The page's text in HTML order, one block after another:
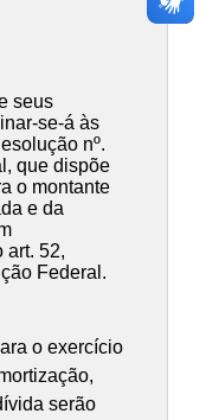
seus
se-á às
nº.
que dispõe
o montante
e da
art. 52,
Federal.
o exercício
serão